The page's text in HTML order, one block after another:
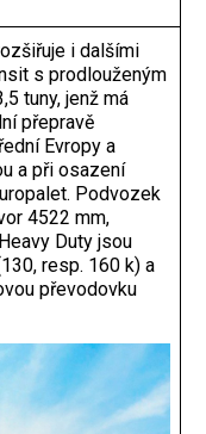
i dalšími
s prodlouženým
tuny, jenž má
přepravě
Evropy a
a při osazení
Podvozek
4522 mm,
Duty jsou
resp. 160 k) a
převodovku